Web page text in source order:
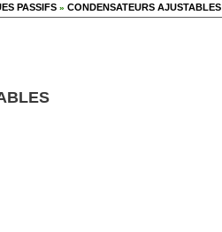
PASSIFS » CONDENSATEURS AJUSTABLES